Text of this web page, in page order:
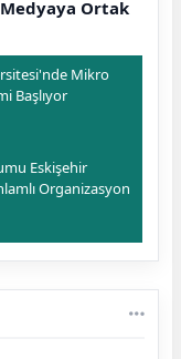
Ortak
Mikro
Başlıyor
Eskişehir
Organizasyon